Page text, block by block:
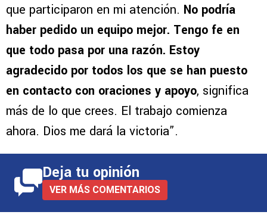
que participaron en mi atención. No podría
haber pedido un equipo mejor. Tengo fe en
que todo pasa por una razón. Estoy
agradecido por todos los que se han puesto
en contacto con oraciones y apoyo, significa
más de lo que crees. El trabajo comienza
ahora. Dios me dará la victoria”.
Deja tu opinión
VER MÁS COMENTARIOS